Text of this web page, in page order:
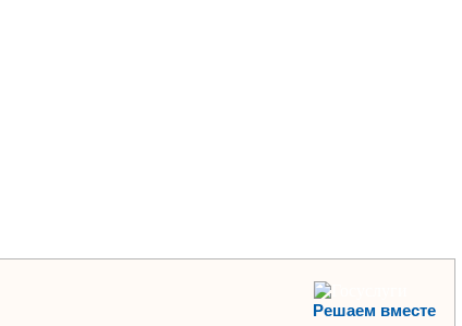
Решаем вместе